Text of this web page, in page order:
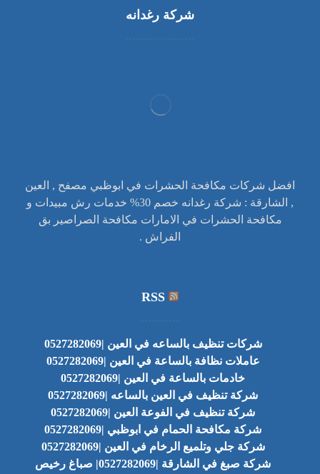
شركة رغدانه
افضل شركات مكافحة الحشرات في ابوظبي مصفح , العين
, الشارقة : شركة رغدانه خصم 30% خدمات رش مبيدات و
مكافحة الحشرات في الامارات مكافحة الصراصير بق
الفراش .
RSS
شركات تنظيف بالساعه في العين |0527282069
عاملات نظافة بالساعة في العين |0527282069
خادمات بالساعة في العين |0527282069
شركة تنظيف في العين بالساعه |0527282069
شركة تنظيف في الفوعة العين |0527282069
شركة مكافحة الحمام في ابوظبي |0527282069
شركة جلي وتلميع الرخام في العين |0527282069
شركة صبغ في الشارقة |0527282069| صباغ رخيص